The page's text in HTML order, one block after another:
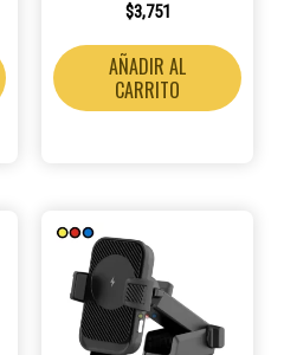
$3,751
AÑADIR AL
CARRITO